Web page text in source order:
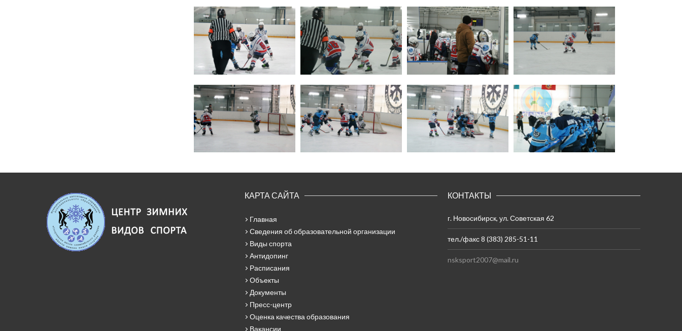
КАРТА САЙТА
Главная
Сведения об образовательной организации
Виды спорта
Антидопинг
Расписания
Объекты
Документы
Пресс-центр
Оценка качества образования
Вакансии
КОНТАКТЫ
г. Новосибирск, ул. Советская 62
тел./факс 8 (383) 285-51-11
nsksport2007@mail.ru